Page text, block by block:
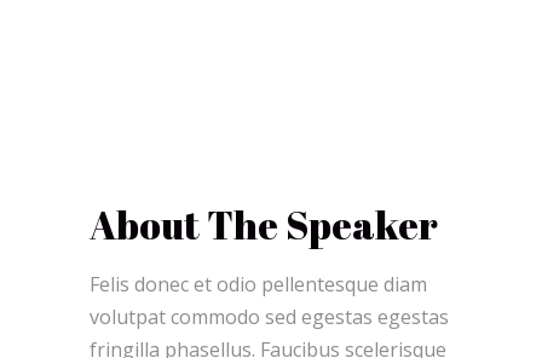
About The Speaker
Felis donec et odio pellentesque diam
volutpat commodo sed egestas egestas
fringilla phasellus. Faucibus scelerisque